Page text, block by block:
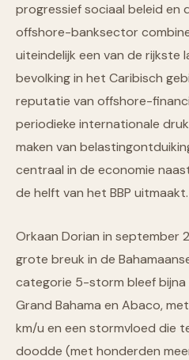
progressief sociaal beleid en
offshore-banksector
uiteindelijk een van de rijkste
bevolking in het Caribisch
reputatie van offshore-
periodieke internationale
maken van
centraal in de economie
de helft van het BBP uitmaakt.
Orkaan Dorian in september
grote breuk in de
categorie 5-storm bleef bijna
Grand Bahama en Abaco,
km/u en een stormvloed die
doodde (met honderden